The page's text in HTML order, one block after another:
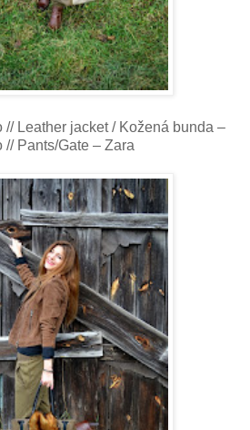
// Leather jacket / Kožená bunda –
// Pants/Gate – Zara